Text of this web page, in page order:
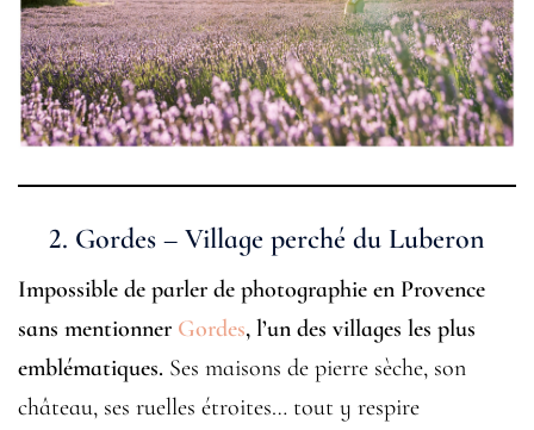
2. Gordes – Village perché du Luberon
Impossible de parler de photographie en Provence
sans mentionner Gordes, l’un des villages les plus
emblématiques. Ses maisons de pierre sèche, son
château, ses ruelles étroites… tout y respire